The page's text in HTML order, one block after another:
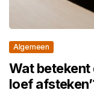
Algemeen
Wat betekent
loef